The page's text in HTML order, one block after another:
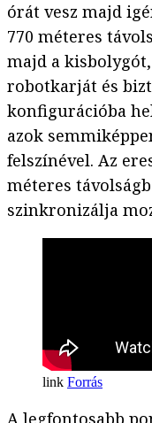
órát vesz majd
770 méteres
majd a
robotkarját és
konfigurációba
azok
felszínével. Az
méteres
szinkronizálja
Forrás
A legfontosabb